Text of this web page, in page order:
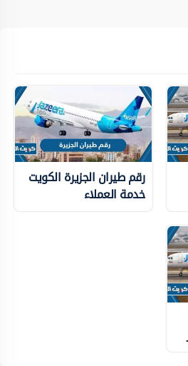
رقم طيران الجزيرة الكويت
خدمة العملاء